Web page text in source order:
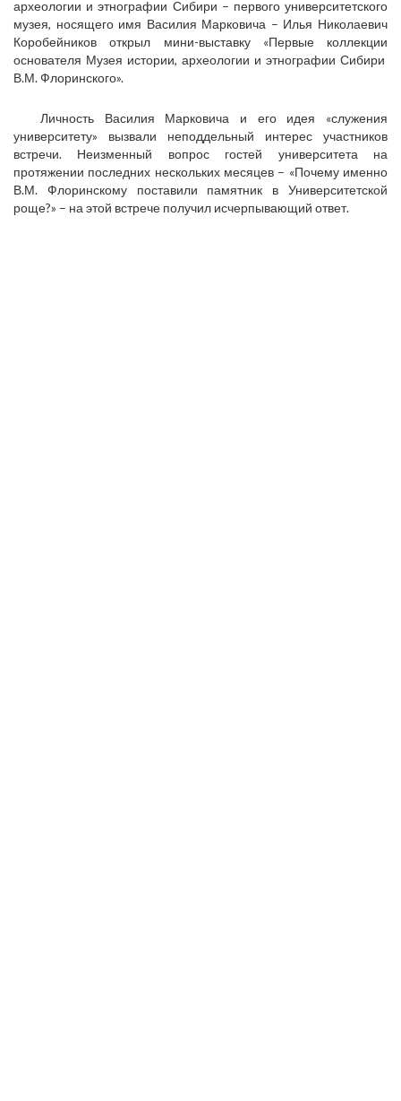
археологии и этнографии Сибири – первого университетского
музея, носящего имя Василия Марковича – Илья Николаевич
Коробейников открыл мини-выставку «Первые коллекции
основателя Музея истории, археологии и этнографии Сибири
В.М. Флоринского».
Личность Василия Марковича и его идея «служения
университету» вызвали неподдельный интерес участников
встречи. Неизменный вопрос гостей университета на
протяжении последних нескольких месяцев – «Почему именно
В.М. Флоринскому поставили памятник в Университетской
роще?» – на этой встрече получил исчерпывающий ответ.